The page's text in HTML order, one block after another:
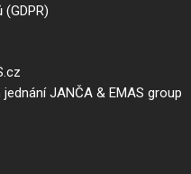
JANČA & EMAS group